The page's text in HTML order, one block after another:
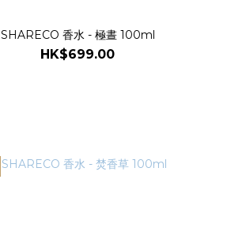
SHARECO 香水 - 極晝 100ml
HK$699.00